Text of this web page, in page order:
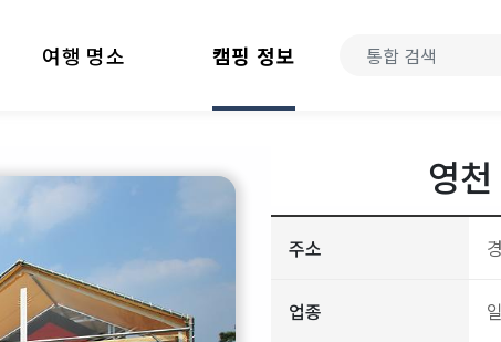
여행 명소 캠핑 정보
영
주소
업종